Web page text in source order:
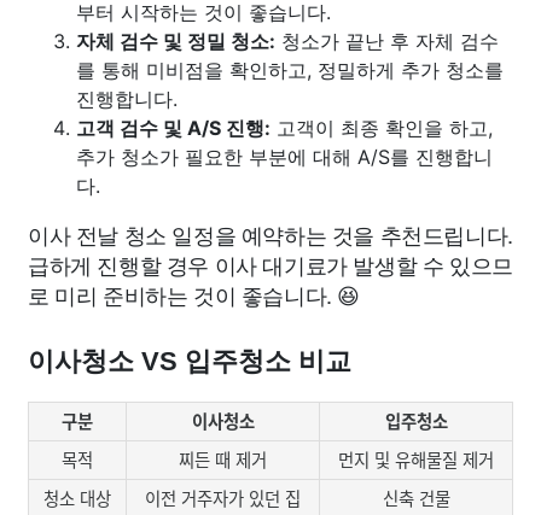
부터 시작하는 것이 좋습니다.
자체 검수 및 정밀 청소: 청소가 끝난 후 자체 검수
를 통해 미비점을 확인하고, 정밀하게 추가 청소를
진행합니다.
고객 검수 및 A/S 진행: 고객이 최종 확인을 하고,
추가 청소가 필요한 부분에 대해 A/S를 진행합니
다.
이사 전날 청소 일정을 예약하는 것을 추천드립니다.
급하게 진행할 경우 이사 대기료가 발생할 수 있으므
로 미리 준비하는 것이 좋습니다. 😆
이사청소 VS 입주청소 비교
구분 이사청소
입주청소
목적
찌든 때 제거
먼지 및 유해물질 제거
청소 대상
이전 거주자가 있던 집 신축 건물